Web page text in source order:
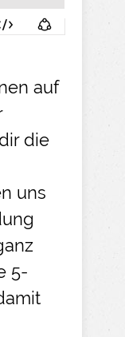
auf
die
uns
5-